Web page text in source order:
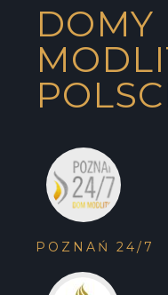
DOMY
POZNAŃ 24/7